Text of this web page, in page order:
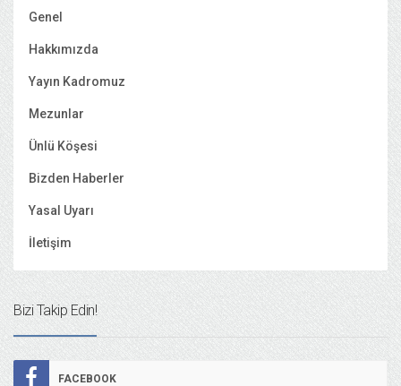
Genel
Hakkımızda
Yayın Kadromuz
Mezunlar
Ünlü Köşesi
Bizden Haberler
Yasal Uyarı
İletişim
Bizi Takip Edin!
FACEBOOK